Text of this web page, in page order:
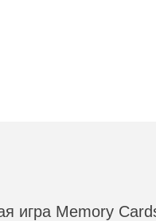
игра Memory